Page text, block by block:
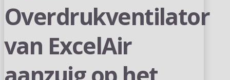
Overdrukventilator
van ExcelAir